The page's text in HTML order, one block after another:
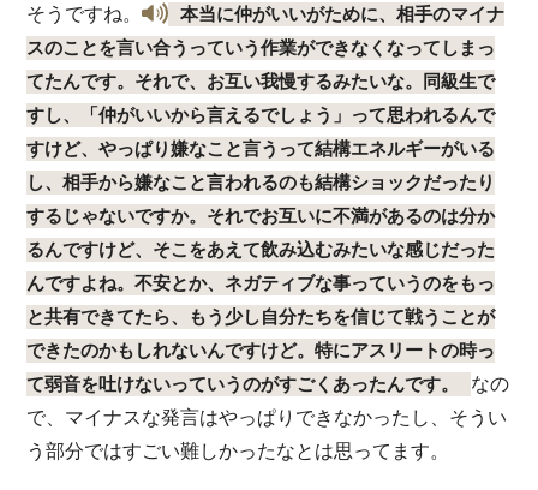
そうですね。
本当に仲がいいがために、相手のマイナ
スのことを言い合うっていう作業ができなくなってしまっ
てたんです。それで、お互い我慢するみたいな。同級生で
すし、「仲がいいから言えるでしょう」って思われるんで
すけど、やっぱり嫌なこと言うって結構エネルギーがいる
し、相手から嫌なこと言われるのも結構ショックだったり
するじゃないですか。それでお互いに不満があるのは分か
るんですけど、そこをあえて飲み込むみたいな感じだった
んですよね。不安とか、ネガティブな事っていうのをもっ
と共有できてたら、もう少し自分たちを信じて戦うことが
できたのかもしれないんですけど。特にアスリートの時っ
て弱音を吐けないっていうのがすごくあったんです。
なの
で、マイナスな発言はやっぱりできなかったし、そうい
う部分ではすごい難しかったなとは思ってます。